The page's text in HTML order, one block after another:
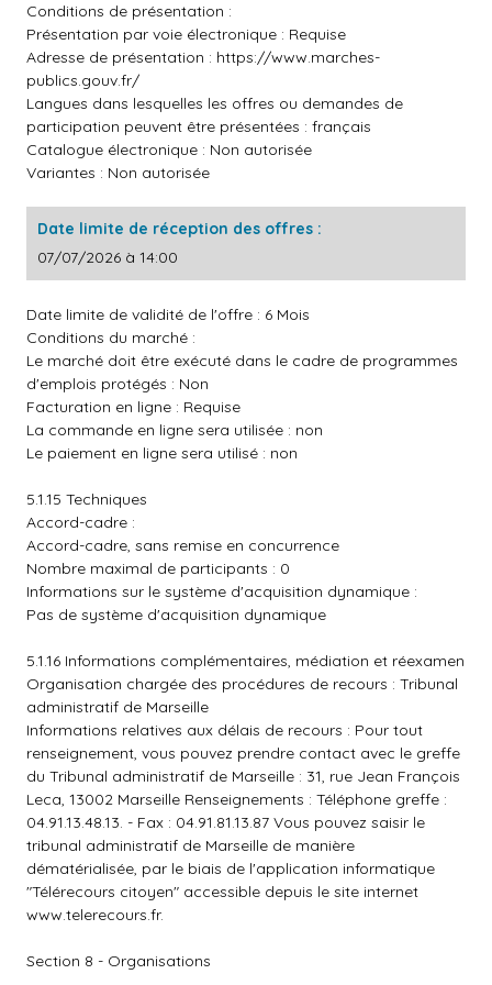
Conditions de présentation :
Présentation par voie électronique : Requise
Adresse de présentation : https://www.marches-
publics.gouv.fr/
Langues dans lesquelles les offres ou demandes de
participation peuvent être présentées : français
Catalogue électronique : Non autorisée
Variantes : Non autorisée
Date limite de réception des offres :
07/07/2026 à 14:00
Date limite de validité de l'offre : 6 Mois
Conditions du marché :
Le marché doit être exécuté dans le cadre de programmes
d'emplois protégés : Non
Facturation en ligne : Requise
La commande en ligne sera utilisée : non
Le paiement en ligne sera utilisé : non
5.1.15 Techniques
Accord-cadre :
Accord-cadre, sans remise en concurrence
Nombre maximal de participants : 0
Informations sur le système d'acquisition dynamique :
Pas de système d'acquisition dynamique
5.1.16 Informations complémentaires, médiation et réexamen
Organisation chargée des procédures de recours : Tribunal
administratif de Marseille
Informations relatives aux délais de recours : Pour tout
renseignement, vous pouvez prendre contact avec le greffe
du Tribunal administratif de Marseille : 31, rue Jean François
Leca, 13002 Marseille Renseignements : Téléphone greffe :
04.91.13.48.13. - Fax : 04.91.81.13.87 Vous pouvez saisir le
tribunal administratif de Marseille de manière
dématérialisée, par le biais de l'application informatique
"Télérecours citoyen" accessible depuis le site internet
www.telerecours.fr.
Section 8 - Organisations